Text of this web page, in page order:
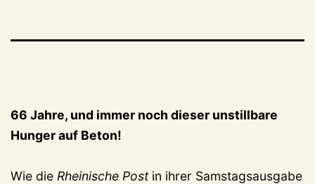
66 Jahre, und immer noch dieser unstillbare
Hunger auf Beton!
Wie die Rheinische Postin ihrer Samstagsausgabe